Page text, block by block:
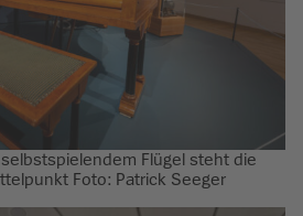
Flügel steht die
Foto: Patrick Seeger